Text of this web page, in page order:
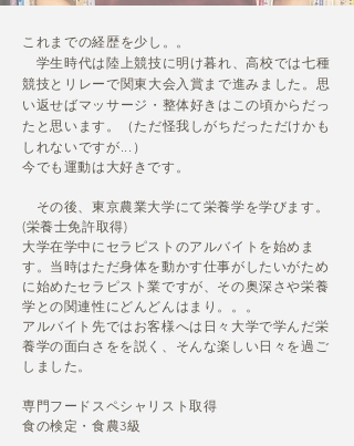
これまでの経歴を少し。。
学生時代は陸上競技に明け暮れ、高校では七種
競技とリレーで関東大会入賞まで進みました。思
い返せばマッサージ・整体好きはこの頃からだっ
たと思います。（ただ怪我しがちだっただけかも
しれないですが...）
今でも運動は大好きです。
その後、東京農業大学にて栄養学を学びます。
(栄養士免許取得)
大学在学中にセラピストのアルバイトを始めま
す。当時はただ身体を動かす仕事がしたいがため
に始めたセラピスト業ですが、その奥深さや栄養
学との関連性にどんどんはまり。。。
アルバイト先ではお客様へは日々大学で学んだ栄
養学の面白さをを説く、そんな楽しい日々を過ご
しました。
専門フードスペシャリスト取得
食の検定・食農3級